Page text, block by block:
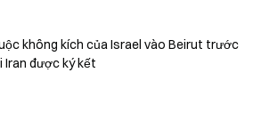
không kích của Israel vào Beirut trước
Iran được ký kết